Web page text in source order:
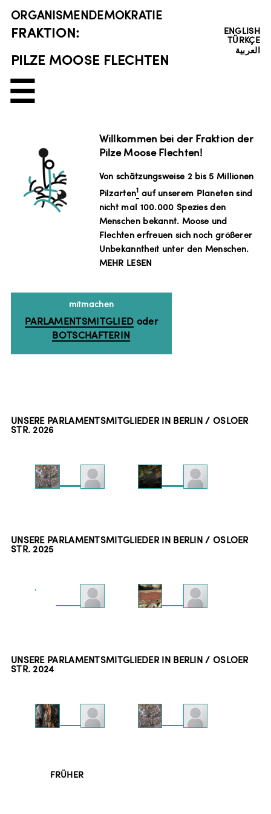
ORGANISMENDEMOKRATIE
FRAKTION:
PILZE MOOSE FLECHTEN
☰
ENGLISH
TÜRKÇE
العربية
Willkommen bei der Fraktion der
Pilze Moose Flechten!
Von schätzungsweise 2 bis 5 Millionen
Pilzarten1 auf unserem Planeten sind
nicht mal 100.000 Spezies den
Menschen bekannt. Moose und
Flechten erfreuen sich noch größerer
Unbekanntheit unter den Menschen.
MEHR LESEN
mitmachen
PARLAMENTSMITGLIED oder
BOTSCHAFTERIN
UNSERE PARLAMENTSMITGLIEDER IN BERLIN / OSLOER
STR.2026
UNSERE PARLAMENTSMITGLIEDER IN BERLIN / OSLOER
STR.2025
UNSERE PARLAMENTSMITGLIEDER IN BERLIN / OSLOER
STR.2024
FRÜHER